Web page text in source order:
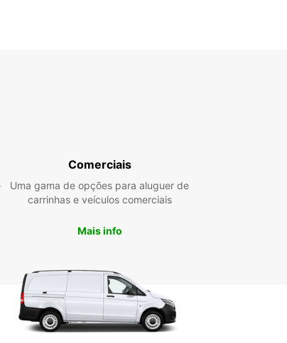
Além disso, para um conforto
e devolver o veículo em diferentes
conforme as suas necessidades. Do
mais
vezes na sombra de Veneza: muitos
esta cidade menos conhecida e
famosa vizinha. No entanto, Treviso
Comerciais
Uma gama de opções para aluguer de
carrinhas e veículos comerciais
Mais info